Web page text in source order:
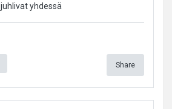
juhlivat yhdessä
Share